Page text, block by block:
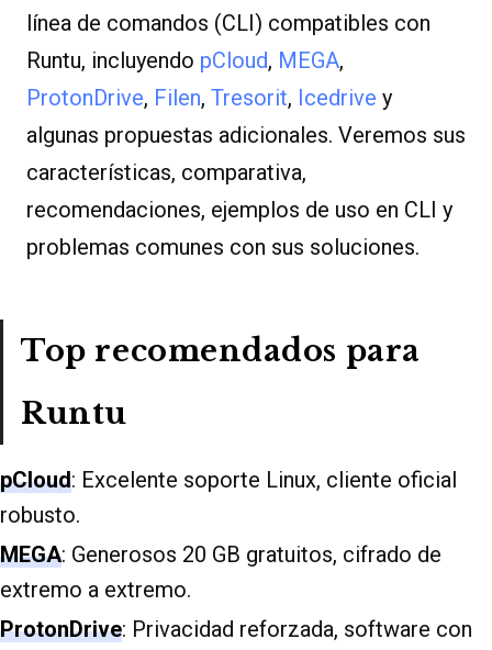
línea de comandos (CLI) compatibles con
Runtu, incluyendo pCloud, MEGA,
ProtonDrive, Filen, Tresorit, Icedrive y
algunas propuestas adicionales. Veremos sus
características, comparativa,
recomendaciones, ejemplos de uso en CLI y
problemas comunes con sus soluciones.
Top recomendados para
Runtu
pCloud: Excelente soporte Linux, cliente oficial
robusto.
MEGA: Generosos 20 GB gratuitos, cifrado de
extremo a extremo.
ProtonDrive: Privacidad reforzada, software con